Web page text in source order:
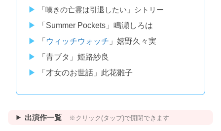
「嘆きの亡霊は引退したい」シトリー
「Summer Pockets」鳴瀬しろは
「 ウィッチウォッチ 」嬉野久々実
「青ブタ」姫路紗良
「才女のお世話」此花雛子
出演作一覧 ※クリック(タップ)で開閉できます